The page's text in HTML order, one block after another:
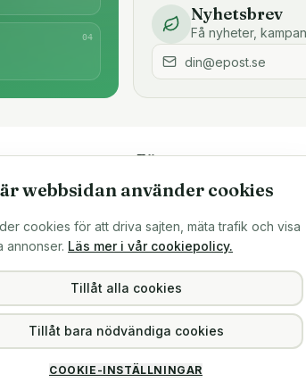
04
Nyhetsbrev
Få nyheter,
Företaget
Om oss
Sälj till oss
Köpvillkor
webbsidan använder cookies
cookies för att driva sajten, mäta trafik och visa
annonser. Läs mer i vår cookiepolicy.
Tillåt alla cookies
Tillåt bara nödvändiga cookies
COOKIE-INSTÄLLNINGAR